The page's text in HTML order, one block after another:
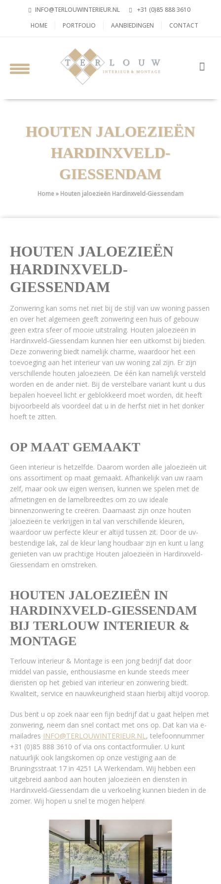
INFO@TERLOUWINTERIEUR.NL
+31 (0)85 888 3610
HOME
PORTFOLIO AANBIEDINGEN CONTACT
HOUTEN JALOEZIEËN
HARDINXVELD-
GIESSENDAM
Home» Houten jaloezieën Hardinxveld-Giessendam
HOUTEN JALOEZIEËN
HARDINXVELD-
GIESSENDAM
Zonwering kan soms net niet bij de stijl van uw woning passen
en over het algemeen geeft zonwering een huis of gebouw
geen extra sfeer of mooie uitstraling. Houten jaloezieën in
Hardinxveld-Giessendam kunnen hier een uitkomst bij bieden.
Deze zonwering biedt namelijk charme, waardoor het een
toevoeging aan het interieur van uw woning zal zijn. Er zijn
verschillende houten jaloezieën. De één kan namelijk versteld
worden en de ander niet. Bij de verstelbare variant kunt u dus
bepalen hoeveel licht er geblokkeerd moet worden, dit heeft
bijvoorbeeld als voordeel dat u in de herfst niet in het donker
hoeft te zitten.
OP MAAT GEMAAKT
Geen interieur is hetzelfde. Daarom worden alle jaloezieën uit
ons assortiment op maat gemaakt. Afhankelijk van uw raam
zelf, maar ook uw eigen wensen, kunnen we spelen met de
afmetingen en de lamelbreedtes om zo uw ideale
binnenzonwering te creëren. Daarnaast zijn onze houten
jaloezieën te verkrijgen in tal van verschillende kleuren,
waardoor uw perfecte kleur er altijd tussen zit. Door de uv-
bestendige lak, zal de kleur lang houdbaar zijn en kunt u lang
genieten van uw prachtige Houten jaloezieën in Hardinxveld-
Giessendam en omstreken.
HOUTEN JALOEZIEËN IN
HARDINXVELD-GIESSENDAM
BIJ TERLOUW INTERIEUR &
MONTAGE
Terlouw interieur & Montage is een jong bedrijf dat door
middel van passie, enthousiasme en kunde steeds meer
diensten op het gebied van interieur en zonwering biedt.
Kwaliteit, service en nauwkeurigheid staan hierbij altijd voorop.
Dus bent u op zoek naar een fijn bedrijf dat u gaat helpen met
zonwering, neem dan snel contact met ons op. Dat kan via e-
mailadres INFO@TERLOUWINTERIEUR.NL, telefoonnummer
+31 (0)85 888 3610 of via ons contactformulier. U kunt
natuurlijk ook langskomen op onze vestiging aan de
Bruningsstraat 17 in 4251 LA Werkendam. Wij hebben een
uitgebreid aanbod aan houten jaloezieën en diensten in
Hardinxveld-Giessendam die u verkoeling kunnen bieden in de
zomer. Wij hopen u snel te mogen helpen!